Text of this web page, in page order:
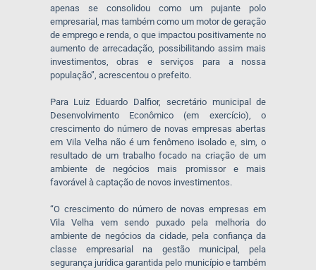
apenas se consolidou como um pujante polo
empresarial, mas também como um motor de geração
de emprego e renda, o que impactou positivamente no
aumento de arrecadação, possibilitando assim mais
investimentos, obras e serviços para a nossa
população”, acrescentou o prefeito.
Para Luiz Eduardo Dalfior, secretário municipal de
Desenvolvimento Econômico (em exercício), o
crescimento do número de novas empresas abertas
em Vila Velha não é um fenômeno isolado e, sim, o
resultado de um trabalho focado na criação de um
ambiente de negócios mais promissor e mais
favorável à captação de novos investimentos.
“O crescimento do número de novas empresas em
Vila Velha vem sendo puxado pela melhoria do
ambiente de negócios da cidade, pela confiança da
classe empresarial na gestão municipal, pela
segurança jurídica garantida pelo município e também